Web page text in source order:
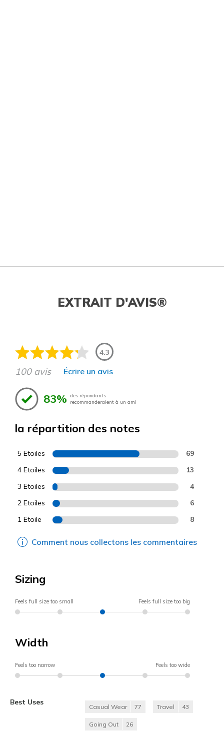
EXTRAIT D'AVIS®
4.3
100 avis Écrire un avis
83% des répondants
recommanderaient à un ami
la répartition des notes
5 Etoiles 69
4 Etoiles 13
3 Etoiles 4
2 Etoiles 6
1 Etoile 8
Comment nous collectons les commentaires
Sizing
Feels full size too small Feels full size too big
Width
Feels too narrow Feels too wide
Best Uses
Casual Wear 77 Travel 43
Going Out 26